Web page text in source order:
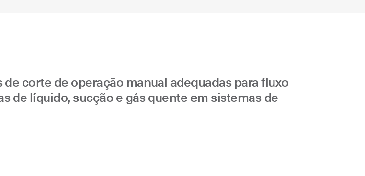
corte de operação manual adequadas para fluxo
de líquido, sucção e gás quente em sistemas de